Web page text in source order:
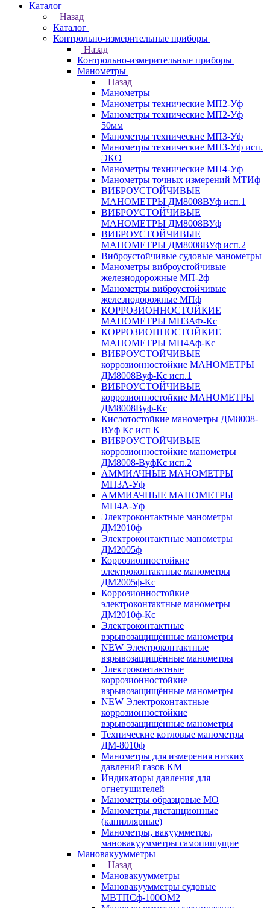
Каталог
Назад
Каталог
Контрольно-измерительные приборы
Назад
Контрольно-измерительные приборы
Манометры
Назад
Манометры
Манометры технические МП2-Уф
Манометры технические МП2-Уф
50мм
Манометры технические МП3-Уф
Манометры технические МП3-Уф исп.
ЭКО
Манометры технические МП4-Уф
Манометры точных измерений МТИф
ВИБРОУСТОЙЧИВЫЕ
МАНОМЕТРЫ ДМ8008ВУф исп.1
ВИБРОУСТОЙЧИВЫЕ
МАНОМЕТРЫ ДМ8008ВУф
ВИБРОУСТОЙЧИВЫЕ
МАНОМЕТРЫ ДМ8008ВУф исп.2
Виброустойчивые судовые манометры
Манометры виброустойчивые
железнодорожные МП-2ф
Манометры виброустойчивые
железнодорожные МПф
КОРРОЗИОННОСТОЙКИЕ
МАНОМЕТРЫ МП3АФ-Кс
КОРРОЗИОННОСТОЙКИЕ
МАНОМЕТРЫ МП4Аф-Кс
ВИБРОУСТОЙЧИВЫЕ
коррозионностойкие МАНОМЕТРЫ
ДМ8008Вуф-Кс исп.1
ВИБРОУСТОЙЧИВЫЕ
коррозионностойкие МАНОМЕТРЫ
ДМ8008Вуф-Кс
Кислотостойкие манометры ДМ8008-
ВУф Кс исп К
ВИБРОУСТОЙЧИВЫЕ
коррозионностойкие манометры
ДМ8008-ВуфКс исп.2
АММИАЧНЫЕ МАНОМЕТРЫ
МП3А-Уф
АММИАЧНЫЕ МАНОМЕТРЫ
МП4А-Уф
Электроконтактные манометры
ДМ2010ф
Электроконтактные манометры
ДМ2005ф
Коррозионностойкие
электроконтактные манометры
ДМ2005ф-Кс
Коррозионностойкие
электроконтактные манометры
ДМ2010ф-Кс
Электроконтактные
взрывозащищённые манометры
NEW Электроконтактные
взрывозащищённые манометры
Электроконтактные
коррозионностойкие
взрывозащищённые манометры
NEW Электроконтактные
коррозионностойкие
взрывозащищённые манометры
Технические котловые манометры
ДМ-8010ф
Манометры для измерения низких
давлений газов КМ
Индикаторы давления для
огнетушителей
Манометры образцовые МО
Манометры дистанционные
(капиллярные)
Манометры, вакуумметры,
мановакуумметры самопишущие
Мановакуумметры
Назад
Мановакуумметры
Мановакуумметры судовые
МВТПСф-100ОМ2